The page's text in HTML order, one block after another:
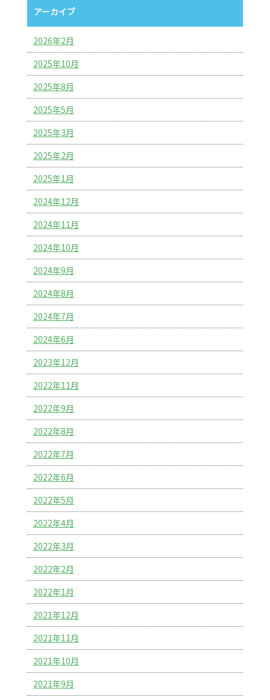
アーカイブ
2026年2月
2025年10月
2025年8月
2025年5月
2025年3月
2025年2月
2025年1月
2024年12月
2024年11月
2024年10月
2024年9月
2024年8月
2024年7月
2024年6月
2023年12月
2022年11月
2022年9月
2022年8月
2022年7月
2022年6月
2022年5月
2022年4月
2022年3月
2022年2月
2022年1月
2021年12月
2021年11月
2021年10月
2021年9月